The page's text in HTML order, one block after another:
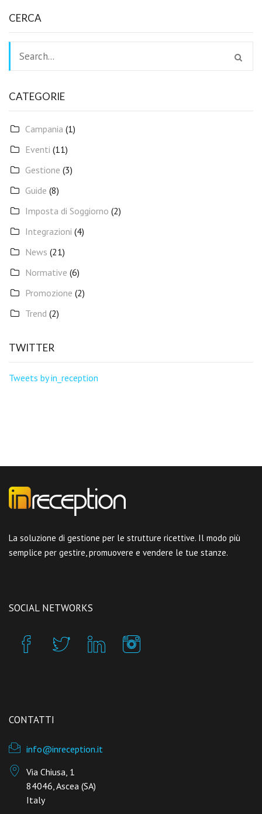
CERCA
CATEGORIE
Campania (1)
Eventi (11)
Gestione (3)
Guide (8)
Imposta di Soggiorno (2)
Integrazioni (4)
News (21)
Normative (6)
Promozione (2)
Trend (2)
TWITTER
Tweets by in_reception
La soluzione di gestione per le strutture ricettive. Il modo più
semplice per gestire, promuovere e vendere le tue stanze.
SOCIAL NETWORKS
CONTATTI
info@inreception.it
Via Chiusa, 1
84046, Ascea (SA)
Italy